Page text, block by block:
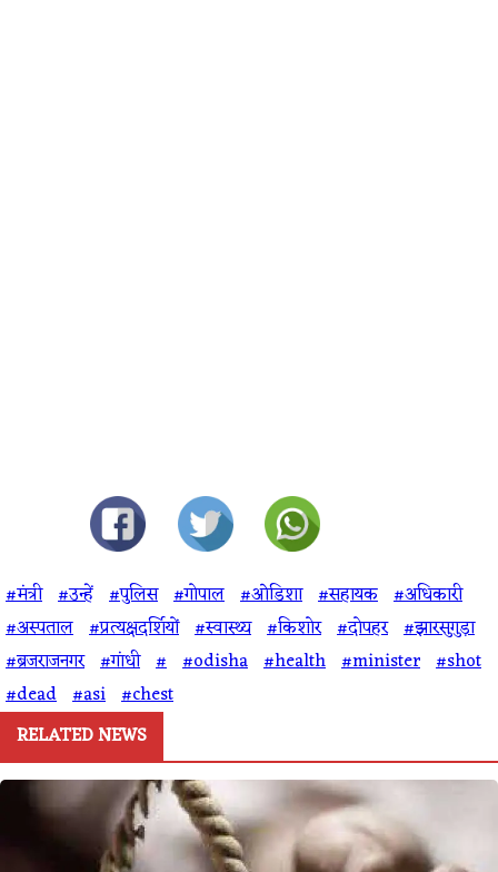
#मंत्री #उन्हें #पुलिस #गोपाल #ओडिशा #सहायक #अधिकारी
#अस्पताल #प्रत्यक्षदर्शियों #स्वास्थ्य #किशोर #दोपहर #झारसुगुड़ा
#ब्रजराजनगर #गांधी # #odisha #health #minister #shot
#dead #asi #chest
RELATED NEWS